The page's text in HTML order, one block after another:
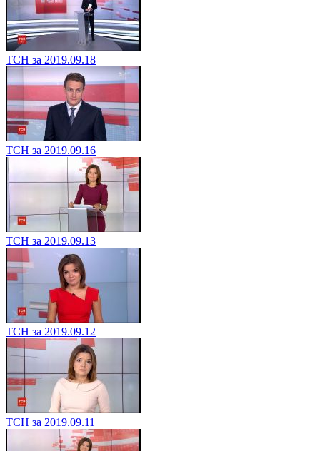
ТСН за 2019.09.18
ТСН за 2019.09.16
ТСН за 2019.09.13
ТСН за 2019.09.12
ТСН за 2019.09.11